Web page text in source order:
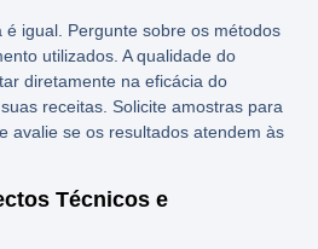
é igual. Pergunte sobre os métodos
utilizados. A qualidade do
diretamente na eficácia do
receitas. Solicite amostras para
avalie se os resultados atendem às
Técnicos e